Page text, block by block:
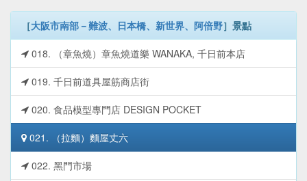
［大阪市南部－難波、日本橋、新世界、阿倍野］景點
018. （章魚燒）章魚燒道樂 WANAKA, 千日前本店
019. 千日前道具屋筋商店街
020. 食品模型專門店 DESIGN POCKET
021. （拉麵）麵屋丈六
022. 黑門市場